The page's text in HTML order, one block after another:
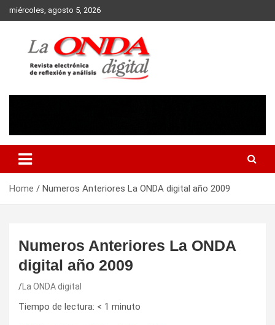
to
miércoles, agosto 5, 2026
Home Numeros Anteriores La ONDA digital año 2009
Numeros Anteriores La ONDA
digital año 2009
La ONDA digital
Tiempo de lectura: < 1 minuto